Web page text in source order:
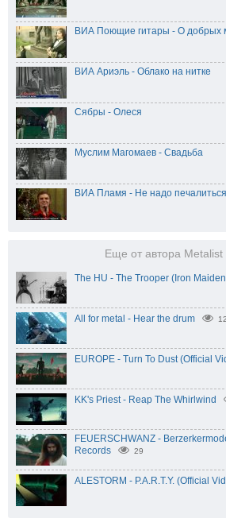
ВИА Поющие гитары - О добрых
ВИА Ариэль - Облако на нитке
Сябры - Олеся
Муслим Магомаев - Свадьба
ВИА Пламя - Не надо
Еще от автора Metalist
The HU - The Trooper (Iron
All for metal - Hear the drum 12
EUROPE - Turn To Dust (Official
KK's Priest - Reap The Whirlwind
FEUERSCHWANZ -
Records
29
ALESTORM - P.A.R.T.Y. (Official